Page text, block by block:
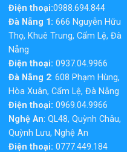
Điện thoại:0988.694.844
Đà Nẵng 1: 666 Nguyễn Hữu
Thọ, Khuê Trung, Cẩm Lệ, Đà
Nẵng
Điện thoại: 0937.04.9966
Đà Nẵng 2: 608 Phạm Hùng,
Hòa Xuân, Cẩm Lệ, Đà Nẵng
Điện thoại: 0969.04.9966
Nghệ An: QL48, Quỳnh Châu,
Quỳnh Lưu, Nghệ An
Điện thoại: 0777.449.184